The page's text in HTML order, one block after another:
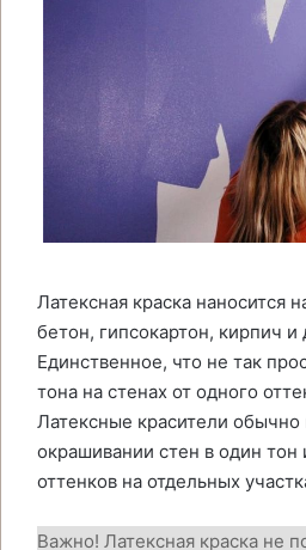
Латексная краска наносится
бетон, гипсокартон, кирпич и
Единственное, что не так
тона на стенах от одного
Латексные красители
окрашивании стен в один тон
оттенков на отдельных
Важно! Латексная краска не